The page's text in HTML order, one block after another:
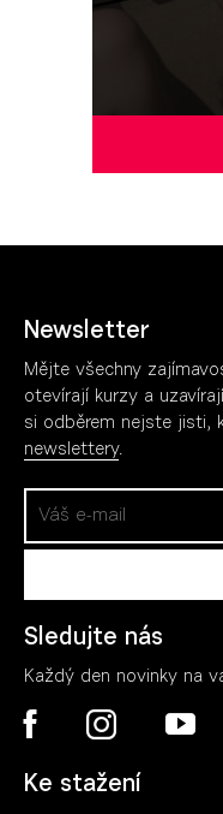
Newsletter
Mějte všechny
otevírají kurzy a
si odběrem nejste jisti,
newslettery.
Sledujte nás
Každý den novinky na
Ke stažení